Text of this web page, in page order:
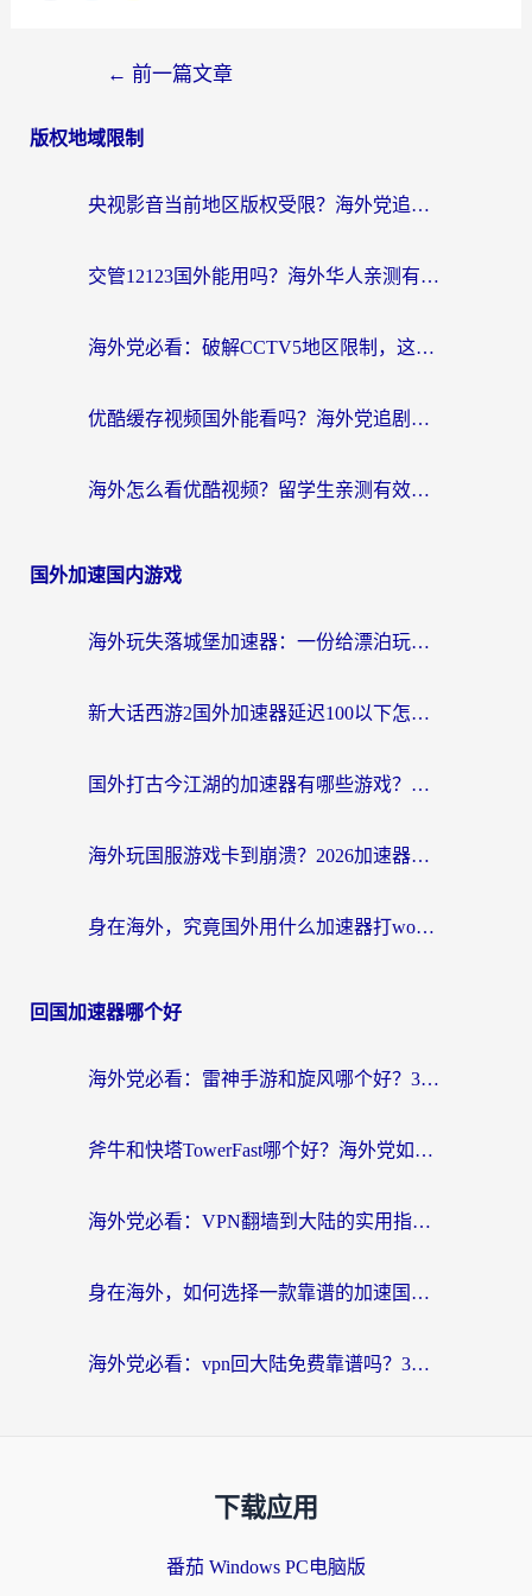
← 前一篇文章
版权地域限制
央视影音当前地区版权受限？海外党追剧看片的终极解决方案来了
交管12123国外能用吗？海外华人亲测有效的回国加速器选择指南
海外党必看：破解CCTV5地区限制，这样看欧洲杯奥运直播才够爽！
优酷缓存视频国外能看吗？海外党追剧看片的终极解决方案来了
海外怎么看优酷视频？留学生亲测有效的回国加速器选择指南
国外加速国内游戏
海外玩失落城堡加速器：一份给漂泊玩家的网络自救指南
新大话西游2国外加速器延迟100以下怎么办？海外党实测有效的低延迟指南
国外打古今江湖的加速器有哪些游戏？一个海外玩家的终极选择指南
海外玩国服游戏卡到崩溃？2026加速器免费推荐+实用指南（亲测有效）
身在海外，究竟国外用什么加速器打wow好？
回国加速器哪个好
海外党必看：雷神手游和旋风哪个好？3分钟选对回国加速器，无缝刷国内剧玩游戏
斧牛和快塔TowerFast哪个好？海外党如何选对回国加速器
海外党必看：VPN翻墙到大陆的实用指南——从看CCTV5到选加速器，一篇全搞定
身在海外，如何选择一款靠谱的加速国内网络的加速器？
海外党必看：vpn回大陆免费靠谱吗？3步选对加速器实现无缝刷国内资源
下载应用
番茄 Windows PC电脑版